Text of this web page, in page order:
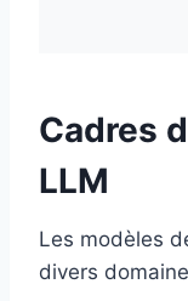
Cadres
LLM
Les modèles
divers